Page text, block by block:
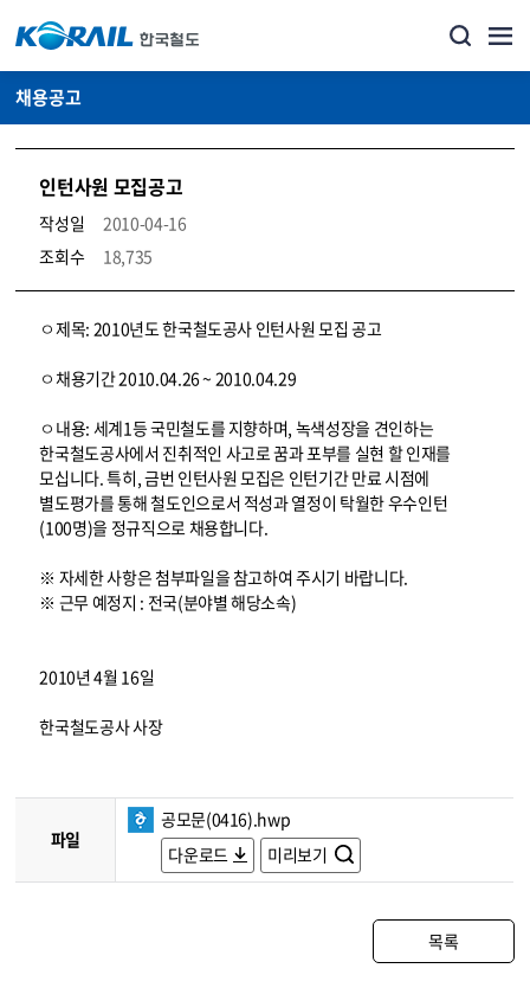
채용공고
인턴사원 모집공고
작성일
2010-04-16
조회수
18,735
코레일소개_경영공시_채용공고 상세보기 – 내용, 파일, 담당자 연락처로 구성
ㅇ제목: 2010년도 한국철도공사 인턴사원 모집 공고
ㅇ채용기간 2010.04.26 ~ 2010.04.29
ㅇ내용: 세계1등 국민철도를 지향하며, 녹색성장을 견인하는
한국철도공사에서 진취적인 사고로 꿈과 포부를 실현 할 인재를
모십니다. 특히, 금번 인턴사원 모집은 인턴기간 만료 시점에
별도평가를 통해 철도인으로서 적성과 열정이 탁월한 우수인턴
(100명)을 정규직으로 채용합니다.
※ 자세한 사항은 첨부파일을 참고하여 주시기 바랍니다.
※ 근무 예정지 : 전국(분야별 해당소속)
2010년 4월 16일
한국철도공사 사장
파일
공모문(0416).hwp
다운로드
미리보기
목록